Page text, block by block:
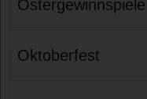
Ostergewinnspiele
Oktoberfest